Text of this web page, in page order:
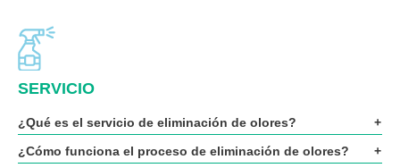
SERVICIO
¿Qué es el servicio de eliminación de olores?
¿Cómo funciona el proceso de eliminación de olores?